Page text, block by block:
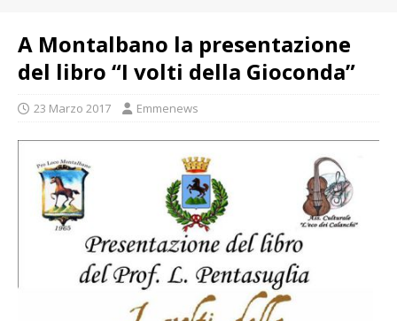
A Montalbano la presentazione
del libro “I volti della Gioconda”
23 Marzo 2017 Emmenews